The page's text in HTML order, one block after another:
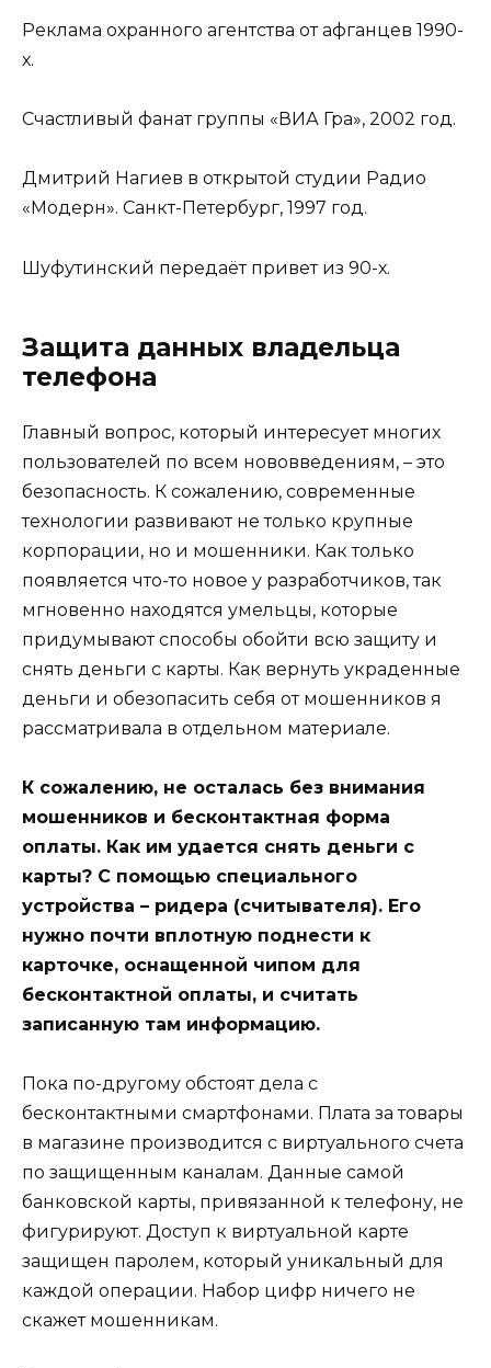
Реклама охранного агентства от афганцев 1990-
х.
Счастливый фанат группы «ВИА Гра», 2002 год.
Дмитрий Нагиев в открытой студии Радио
«Модерн». Санкт-Петербург, 1997 год.
Шуфутинский передаёт привет из 90-х.
Защита данных владельца
телефона
Главный вопрос, который интересует многих
пользователей по всем нововведениям, – это
безопасность. К сожалению, современные
технологии развивают не только крупные
корпорации, но и мошенники. Как только
появляется что-то новое у разработчиков, так
мгновенно находятся умельцы, которые
придумывают способы обойти всю защиту и
снять деньги с карты. Как вернуть украденные
деньги и обезопасить себя от мошенников я
рассматривала в отдельном материале.
К сожалению, не осталась без внимания
мошенников и бесконтактная форма
оплаты. Как им удается снять деньги с
карты? С помощью специального
устройства – ридера (считывателя). Его
нужно почти вплотную поднести к
карточке, оснащенной чипом для
бесконтактной оплаты, и считать
записанную там информацию.
Пока по-другому обстоят дела с
бесконтактными смартфонами. Плата за товары
в магазине производится с виртуального счета
по защищенным каналам. Данные самой
банковской карты, привязанной к телефону, не
фигурируют. Доступ к виртуальной карте
защищен паролем, который уникальный для
каждой операции. Набор цифр ничего не
скажет мошенникам.